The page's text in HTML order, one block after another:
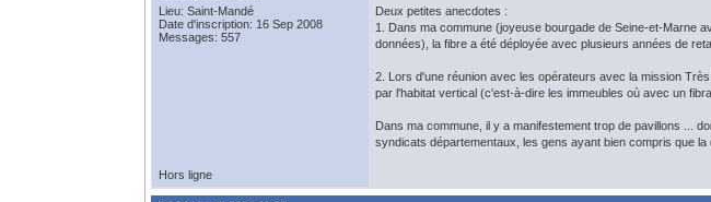
Lieu: Saint-Mandé
Date d'inscription: 16 Sep 2008
Messages: 557
Deux petites anecdotes :
1. Dans ma commune (joyeuse bourgade de Seine-et-Marne
données), la fibre a été déployée avec plusieurs années de
2. Lors d'une réunion avec les opérateurs avec la mission
par l'habitat vertical (c'est-à-dire les immeubles où avec un
Dans ma commune, il y a manifestement trop de pavillons ...
syndicats départementaux, les gens ayant bien compris que
Hors ligne